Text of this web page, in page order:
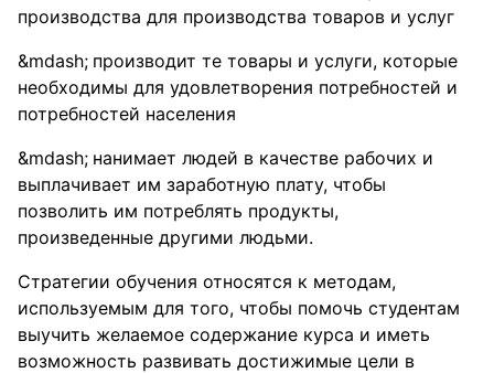
производства для производства товаров и услуг
производит те товары и услуги, которые
необходимы для удовлетворения потребностей и
потребностей населения
нанимает людей в качестве рабочих и
выплачивает им заработную плату, чтобы
позволить им потреблять продукты,
произведенные другими людьми.
Стратегии обучения относятся к методам,
используемым для того, чтобы помочь студентам
выучить желаемое содержание курса и иметь
возможность развивать достижимые цели в